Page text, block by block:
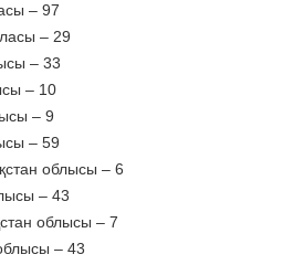
– 97
– 29
– 33
– 10
– 9
– 59
облысы – 6
– 43
облысы – 7
– 43